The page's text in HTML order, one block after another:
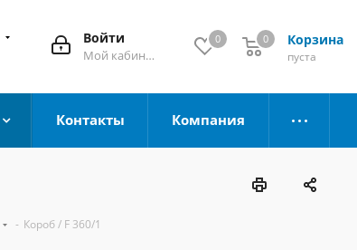
0 Корзина
пуста
0
Войти
Мой кабинет
Контакты Компания
- Короб / F 360/1